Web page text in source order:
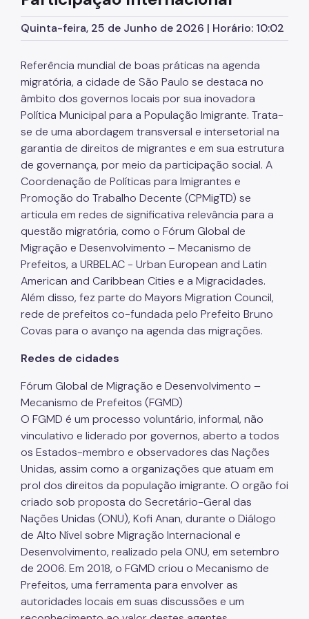
CRAI Oriana Jara
CRAI Móvel
Política Para a População Imigrante
Plano Municipal
Participação Social
Programas e Projetos
Portas Abertas
Formação de Servidores
Incidência Internacional
Mulheres e Imigrantes LGBTI+
Promoção do Trabalho Decente
Inclusão Econômica e Produtiva
Quinta-feira, 25 de Junho de 2026 | Horário: 10:02
Referência mundial de boas práticas na agenda
migratória, a cidade de São Paulo se destaca no
âmbito dos governos locais por sua inovadora
Política Municipal para a População Imigrante. Trata-
se de uma abordagem transversal e intersetorial na
garantia de direitos de migrantes e em sua estrutura
de governança, por meio da participação social. A
Coordenação de Políticas para Imigrantes e
Promoção do Trabalho Decente (CPMigTD) se
articula em redes de significativa relevância para a
questão migratória, como o Fórum Global de
Migração e Desenvolvimento – Mecanismo de
Prefeitos, a URBELAC - Urban European and Latin
American and Caribbean Cities e a Migracidades.
Além disso, fez parte do Mayors Migration Council,
rede de prefeitos co-fundada pelo Prefeito Bruno
Covas para o avanço na agenda das migrações.
Redes de cidades
Fórum Global de Migração e Desenvolvimento –
Mecanismo de Prefeitos (FGMD)
O FGMD é um processo voluntário, informal, não
vinculativo e liderado por governos, aberto a todos
os Estados-membro e observadores das Nações
Unidas, assim como a organizações que atuam em
prol dos direitos da população imigrante. O orgão foi
criado sob proposta do Secretário-Geral das
Nações Unidas (ONU), Kofi Anan, durante o Diálogo
de Alto Nível sobre Migração Internacional e
Desenvolvimento, realizado pela ONU, em setembro
de 2006. Em 2018, o FGMD criou o Mecanismo de
Prefeitos, uma ferramenta para envolver as
autoridades locais em suas discussões e um